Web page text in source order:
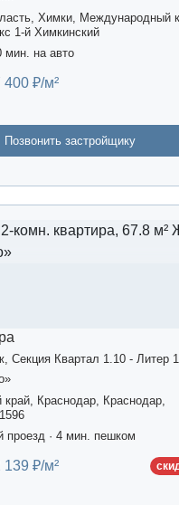
Химки, Международный
1-й Химкинский
мин. на авто
400 ₽/м²
Позвонить застройщику
Секция Квартал 1.10 - Литер 1
край, Краснодар, Краснодар,
проезд · 4 мин. пешком
139 ₽/м²